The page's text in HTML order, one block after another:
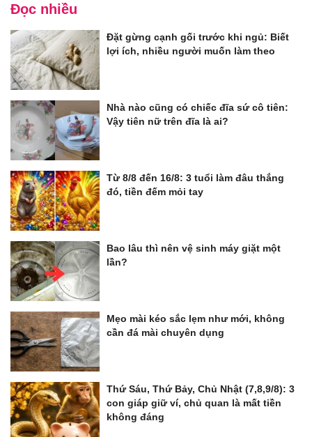
Đọc nhiều
Đặt gừng cạnh gối trước khi ngủ: Biết
lợi ích, nhiều người muốn làm theo
Nhà nào cũng có chiếc đĩa sứ cô tiên:
Vậy tiên nữ trên đĩa là ai?
Từ 8/8 đến 16/8: 3 tuổi làm đâu thắng
đó, tiền đếm mỏi tay
Bao lâu thì nên vệ sinh máy giặt một
lần?
Mẹo mài kéo sắc lẹm như mới, không
cần đá mài chuyên dụng
Thứ Sáu, Thứ Bảy, Chủ Nhật (7,8,9/8): 3
con giáp giữ ví, chủ quan là mất tiền
không đáng